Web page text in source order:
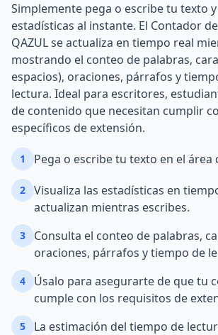
Simplemente pega o escribe tu texto
estadísticas al instante. El Contador
QAZUL se actualiza en tiempo real
mostrando el conteo de palabras,
espacios), oraciones, párrafos y
lectura. Ideal para escritores,
de contenido que necesitan cumplir
específicos de extensión.
1 Pega o escribe tu texto en el área
2
Visualiza las estadísticas en
actualizan mientras escribes.
3
Consulta el conteo de palabras,
oraciones, párrafos y tiempo de
4
Úsalo para asegurarte de que tu
cumple con los requisitos de
5
La estimación del tiempo de